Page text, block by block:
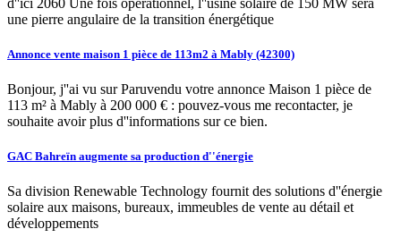
une pierre angulaire de la transition énergétique
Annonce vente maison 1 pièce de 113m2 à Mably (42300)
Bonjour, j''ai vu sur Paruvendu votre annonce Maison 1 pièce de
113 m² à Mably à 200 000 € : pouvez-vous me recontacter, je
souhaite avoir plus d''informations sur ce bien.
GAC Bahreïn augmente sa production d''énergie
Sa division Renewable Technology fournit des solutions d''énergie
solaire aux maisons, bureaux, immeubles de vente au détail et
développements